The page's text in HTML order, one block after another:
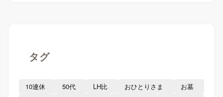
タグ
10連休 50代 LH比 おひとりさま
お墓